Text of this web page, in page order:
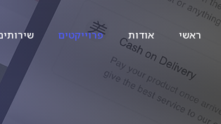
ראשי אודות פרוייקטים